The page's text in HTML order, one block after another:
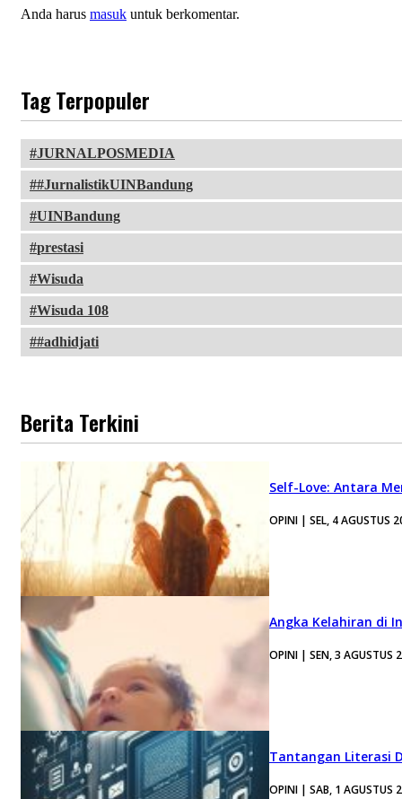
Anda harus masuk untuk berkomentar.
Tag Terpopuler
JURNALPOSMEDIA
#JurnalistikUINBandung
UINBandung
prestasi
Wisuda
Wisuda 108
#adhidjati
Berita Terkini
Self-Love: Antara
OPINI | SEL, 4 AGUSTUS
Angka Kelahiran di
OPINI | SEN, 3 AGUSTUS
Tantangan Literasi
OPINI | SAB, 1 AGUSTUS